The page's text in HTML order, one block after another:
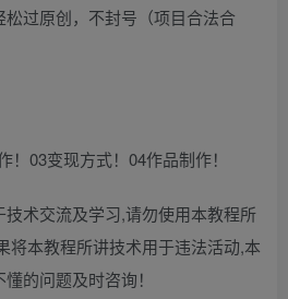
过原创，不封号（项目合法合
！03变现方式！04作品制作！
术交流及学习,请勿使用本教程所
将本教程所讲技术用于违法活动,本
的问题及时咨询！